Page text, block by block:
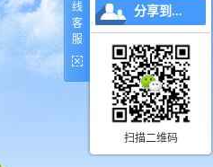
线
客
服
分享到...
扫描二维码